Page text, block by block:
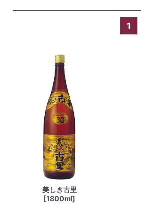
1
美しき古里
[1800ml]